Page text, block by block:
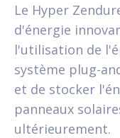
Le Hyper
d'énergie
l'utilisation de
système plug-
et de stocker
panneaux
ultérieurement.